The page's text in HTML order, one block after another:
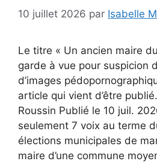
10 juillet 2026 par Isabelle
Le titre « Un ancien maire
garde à vue pour suspicion
d’images
article qui vient d’être
Roussin Publié le 10 juil.
seulement 7 voix au terme
élections municipales de
maire d’une commune